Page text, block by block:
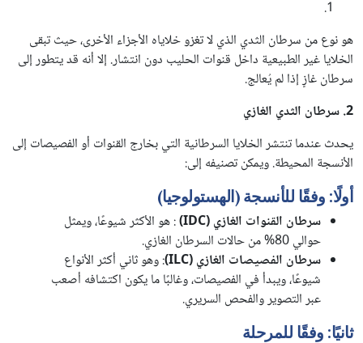
هو نوع من سرطان الثدي الذي لا تغزو خلاياه الأجزاء الأخرى، حيث تبقى
الخلايا غير الطبيعية داخل قنوات الحليب دون انتشار. إلا أنه قد يتطور إلى
سرطان غازٍ إذا لم يُعالج.
2. سرطان الثدي الغازي
يحدث عندما تنتشر الخلايا السرطانية التي بخارج القنوات أو الفصيصات إلى
الأنسجة المحيطة. ويمكن تصنيفه إلى:
أولًا: وفقًا للأنسجة (الهستولوجيا)
سرطان القنوات الغازي(IDC)
: هو الأكثر شيوعًا، ويمثل
حوالي 80% من حالات السرطان الغازي.
سرطان الفصيصات الغازي(ILC)
: وهو ثاني أكثر الأنواع
شيوعًا، ويبدأ في الفصيصات، وغالبًا ما يكون اكتشافه أصعب
عبر التصوير والفحص السريري.
ثانيًا: وفقًا للمرحلة